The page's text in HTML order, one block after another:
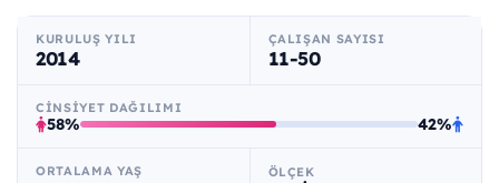
KURULUŞ YILI
2014
ÇALIŞAN SAYISI
11-50
CINSIYET DAĞILIMI
58% 42%
ORTALAMA YAŞ ÖLÇEK